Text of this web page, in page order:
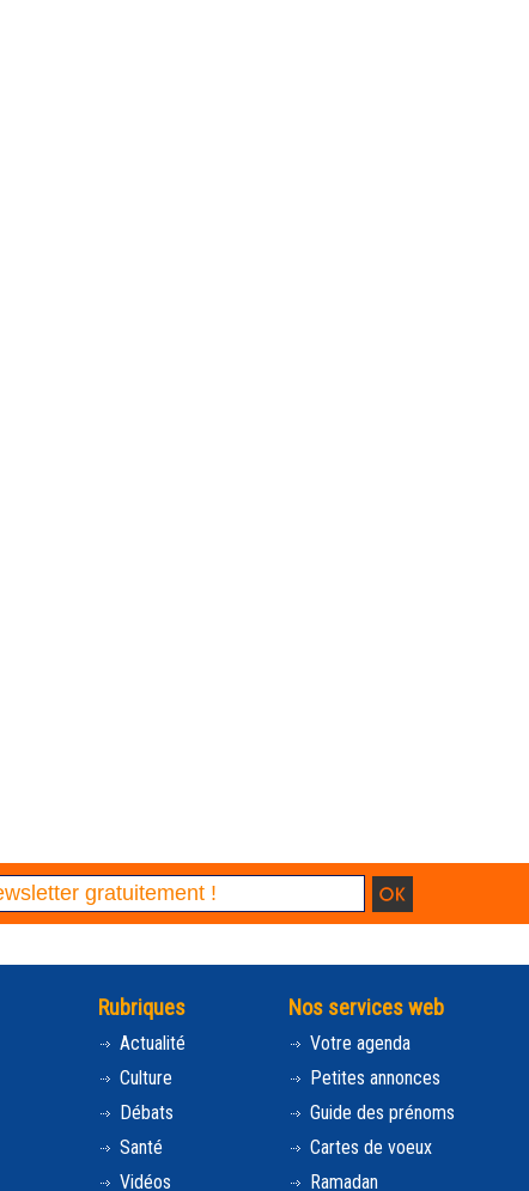
Rubriques
Actualité
Culture
Débats
Santé
Vidéos
Nos services web
Votre agenda
Petites annonces
Guide des prénoms
Cartes de voeux
Ramadan